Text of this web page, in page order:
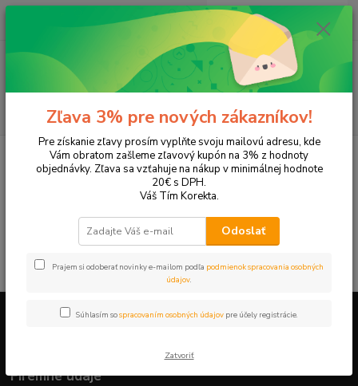
Hľadať
ks
za 0,00 EUR
Tonery a náplne do tlačiarní Panasonic KX-FPC185
V tejto kategórii nebol nájdený žiadny tovar.
Firemné údaje
Zľava 3% pre nových zákazníkov!
Pre získanie zľavy prosím vyplňte svoju mailovú adresu, kde
Vám obratom zašleme zľavový kupón na 3% z hodnoty
objednávky. Zľava sa vzťahuje na nákup v minimálnej hodnote
20€ s DPH.
Váš Tím Korekta.
Odoslať
Prajem si odoberať novinky e-mailom podľa podmienok spracovania osobných
údajov.
Súhlasím sospracovaním osobných údajov pre účely registrácie.
Zatvoriť